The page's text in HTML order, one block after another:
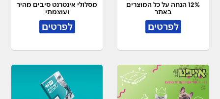
12% הנחה על כל המוצרים
באתר
לפרטים
מסלולי אינטרנט סיבים מהיר
ועוצמתי
לפרטים